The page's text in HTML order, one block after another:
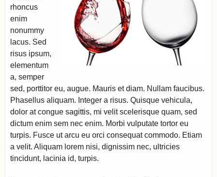
rhoncus
enim
nonummy
lacus. Sed
risus ipsum,
elementum
a, semper
sed, porttitor eu, augue. Mauris et diam. Nullam faucibus.
Phasellus aliquam. Integer a risus. Quisque vehicula,
dolor at congue sagittis, mi velit scelerisque quam, sed
dictum enim sem nec enim. Morbi vulputate tortor eu
turpis. Fusce ut arcu eu orci consequat commodo. Etiam
a velit. Aliquam lorem nisi, dignissim nec, ultricies
tincidunt, lacinia id, turpis.